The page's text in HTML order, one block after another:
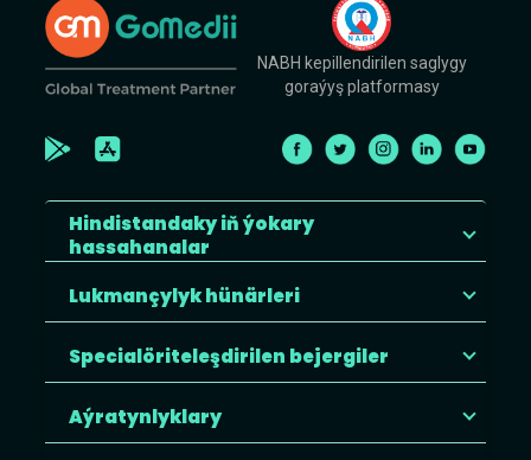
NABH kepillendirilen saglygy
goraýyş platformasy
Hindistandaky iň ýokary
hassahanalar
Lukmançylyk hünärleri
Specialöriteleşdirilen bejergiler
Aýratynlyklary